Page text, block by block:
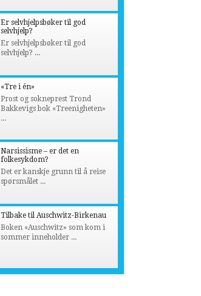
Er selvhjelpsbøker til god
selvhjelp?
Er selvhjelpsbøker til god
selvhjelp? ...
«Tre i én»
Prost og sokneprest Trond
Bakkevigs bok «Treenigheten»
...
Narsissisme – er det en
folkesykdom?
Det er kanskje grunn til å reise
spørsmålet ...
Tilbake til Auschwitz-Birkenau
Boken «Auschwitz» som kom i
sommer inneholder ...